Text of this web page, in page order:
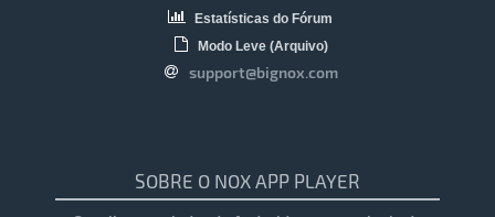
Estatísticas do Fórum
Modo Leve (Arquivo)
support@bignox.com
SOBRE O NOX APP PLAYER